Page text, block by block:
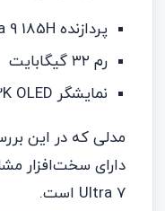
پردازنده Core Ultra 9 185H
رم ۳۲ گیگابایت
نمایشگر 3K OLED با نرخ ۱۲۰ هرتز
مدلی که در این
دارای سخت‌افزار
Ultra 7 است.